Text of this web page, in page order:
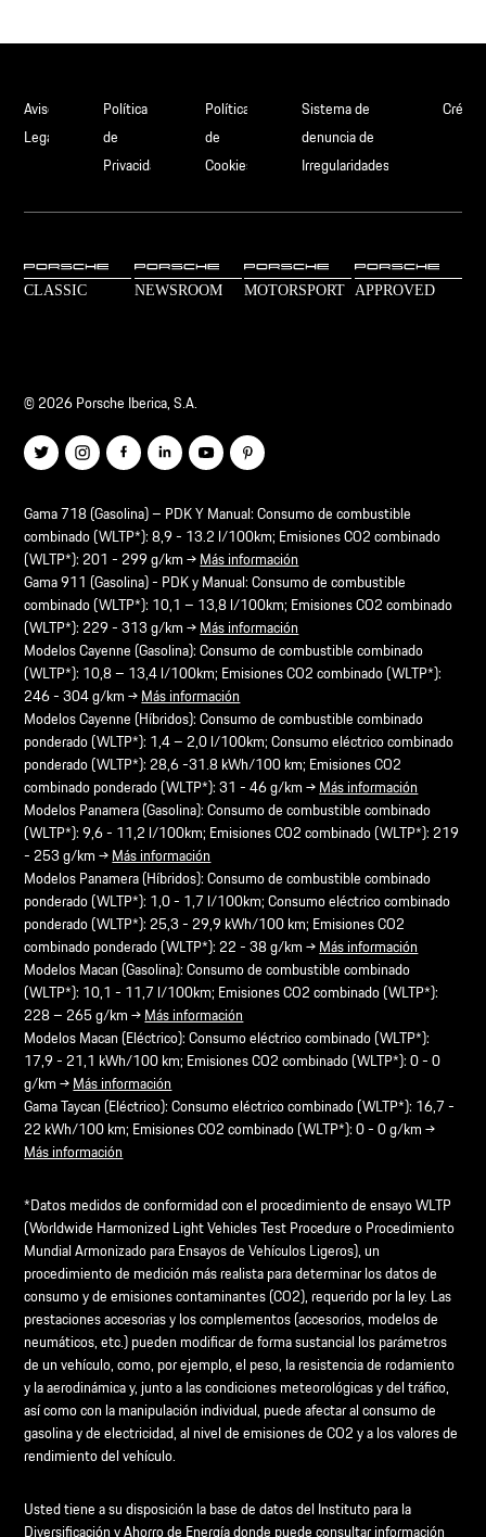
Aviso
Legal
Política
de
Privacidad
Política
de
Cookies
Sistema de
denuncia de
Irregularidades
© 2026 Porsche Iberica, S.A.
Gama 718 (Gasolina) – PDK Y Manual: Consumo de combustible
combinado (WLTP*): 8,9 - 13.2 l/100km; Emisiones CO2 combinado
(WLTP*): 201 - 299 g/km →Más información
Gama 911 (Gasolina) - PDK y Manual: Consumo de combustible
combinado (WLTP*): 10,1 – 13,8 l/100km; Emisiones CO2 combinado
(WLTP*): 229 - 313 g/km →Más información
Modelos Cayenne (Gasolina): Consumo de combustible combinado
(WLTP*): 10,8 – 13,4 l/100km; Emisiones CO2 combinado (WLTP*):
246 - 304 g/km →Más información
Modelos Cayenne (Híbridos): Consumo de combustible combinado
ponderado (WLTP*): 1,4 – 2,0 l/100km; Consumo eléctrico combinado
ponderado (WLTP*): 28,6 -31.8 kWh/100 km; Emisiones CO2
combinado ponderado (WLTP*): 31 - 46 g/km →Más información
Modelos Panamera (Gasolina): Consumo de combustible combinado
(WLTP*): 9,6 - 11,2 l/100km; Emisiones CO2 combinado (WLTP*): 219
- 253 g/km →Más información
Modelos Panamera (Híbridos): Consumo de combustible combinado
ponderado (WLTP*): 1,0 - 1,7 l/100km; Consumo eléctrico combinado
ponderado (WLTP*): 25,3 - 29,9 kWh/100 km; Emisiones CO2
combinado ponderado (WLTP*): 22 - 38 g/km →Más información
Modelos Macan (Gasolina): Consumo de combustible combinado
(WLTP*): 10,1 - 11,7 l/100km; Emisiones CO2 combinado (WLTP*):
228 – 265 g/km →Más información
Modelos Macan (Eléctrico): Consumo eléctrico combinado (WLTP*):
17,9 - 21,1 kWh/100 km; Emisiones CO2 combinado (WLTP*): 0 - 0
g/km →Más información
Gama Taycan (Eléctrico): Consumo eléctrico combinado (WLTP*): 16,7 -
22 kWh/100 km; Emisiones CO2 combinado (WLTP*): 0 - 0 g/km →
Más información
*Datos medidos de conformidad con el procedimiento de ensayo WLTP
(Worldwide Harmonized Light Vehicles Test Procedure o Procedimiento
Mundial Armonizado para Ensayos de Vehículos Ligeros), un
procedimiento de medición más realista para determinar los datos de
consumo y de emisiones contaminantes (CO2), requerido por la ley. Las
prestaciones accesorias y los complementos (accesorios, modelos de
neumáticos, etc.) pueden modificar de forma sustancial los parámetros
de un vehículo, como, por ejemplo, el peso, la resistencia de rodamiento
y la aerodinámica y, junto a las condiciones meteorológicas y del tráfico,
así como con la manipulación individual, puede afectar al consumo de
gasolina y de electricidad, al nivel de emisiones de CO2 y a los valores de
rendimiento del vehículo.
Usted tiene a su disposición la base de datos del Instituto para la
Diversificación y Ahorro de Energía donde puede consultar información